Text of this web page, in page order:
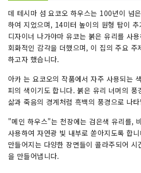
데 테시마 섬 요코오 하우스는 100년이 넘
하여 지었으며, 14미터 높이의 원형 탑이
디자이너 나가야마 유코는 붉은 유리를 사
회화적인 감각을 더했으며, 이 집의 주요
하고자 했습니다.
아카 는 요코오의 작품에서 자주 사용되는
피의 색이기도 합니다. 붉은 유리 너머의 풍
삶과 죽음의 경계처럼 흑백의 풍경으로 나
"메인 하우스"는 천장에는 검은색 유리를,
사용하여 자연광 빛 내부로 쏟아지도록 합
만들어지는 다양한 장면들이 콜라주되어 시
을 만들어냅니다.